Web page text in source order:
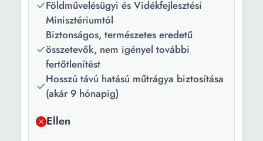
Földművelésügyi és Vidékfejlesztési
Minisztériumtól
Biztonságos, természetes eredetű
összetevők, nem igényel további
fertőtlenítést
Hosszú távú hatású műtrágya biztosítása
(akár 9 hónapig)
Ellen